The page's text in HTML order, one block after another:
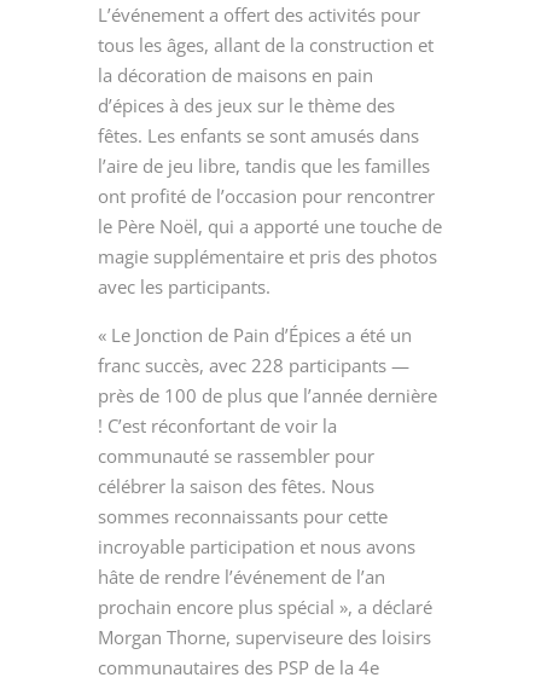
L’événement a offert des activités pour
tous les âges, allant de la construction et
la décoration de maisons en pain
d’épices à des jeux sur le thème des
fêtes. Les enfants se sont amusés dans
l’aire de jeu libre, tandis que les familles
ont profité de l’occasion pour rencontrer
le Père Noël, qui a apporté une touche de
magie supplémentaire et pris des photos
avec les participants.
« Le Jonction de Pain d’Épices a été un
franc succès, avec 228 participants —
près de 100 de plus que l’année dernière
! C’est réconfortant de voir la
communauté se rassembler pour
célébrer la saison des fêtes. Nous
sommes reconnaissants pour cette
incroyable participation et nous avons
hâte de rendre l’événement de l’an
prochain encore plus spécial », a déclaré
Morgan Thorne, superviseure des loisirs
communautaires des PSP de la 4e